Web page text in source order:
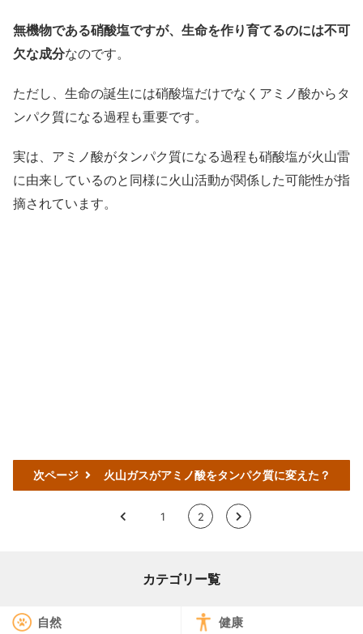
無機物である硝酸塩ですが、生命を作り育てるのには不可
欠な成分なのです。
ただし、生命の誕生には硝酸塩だけでなくアミノ酸からタ
ンパク質になる過程も重要です。
実は、アミノ酸がタンパク質になる過程も硝酸塩が火山雷
に由来しているのと同様に火山活動が関係した可能性が指
摘されています。
次ページ 火山ガスがアミノ酸をタンパク質に変えた？
< 1 2 >
カテゴリー覧
自然 健康